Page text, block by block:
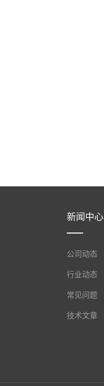
新闻中心
公司动态
行业动态
常见问题
技术文章